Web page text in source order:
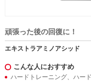
頑張った後の回復に！
エキストラアミノアシッド
こんな人におすすめ
ハードトレーニング、ハー